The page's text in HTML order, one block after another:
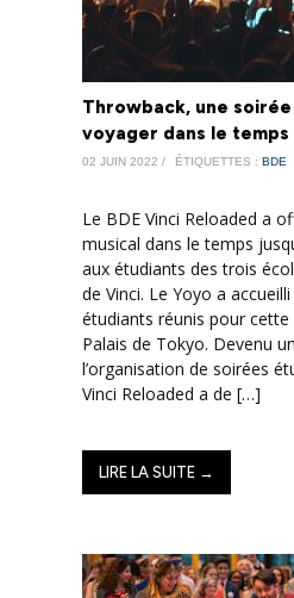
Throwback, une soirée
voyager dans le temps
02 JUIN 2022 / ÉTIQUETTES : BDE
Le BDE Vinci Reloaded a
musical dans le temps
aux étudiants des trois
de Vinci. Le Yoyo a
étudiants réunis pour cette
Palais de Tokyo. Devenu
l’organisation de soirées
Vinci Reloaded a de […]
LIRE LA SUITE →